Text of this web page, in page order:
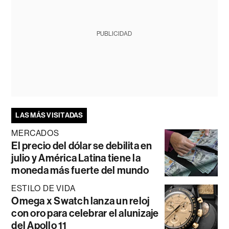
PUBLICIDAD
LAS MÁS VISITADAS
MERCADOS
El precio del dólar se debilita en
julio y América Latina tiene la
moneda más fuerte del mundo
ESTILO DE VIDA
Omega x Swatch lanza un reloj
con oro para celebrar el alunizaje
del Apollo 11